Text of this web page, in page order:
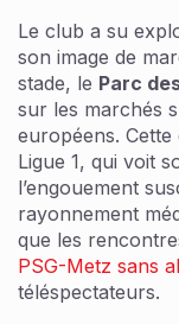
Le club a su
son image de
stade, le Parc
sur les marchés
européens.
Ligue 1, qui voit
l’engouement
rayonnement
que les
PSG-Metz sans
téléspectateurs.